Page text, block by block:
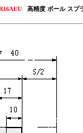
高精度 ボール スプ